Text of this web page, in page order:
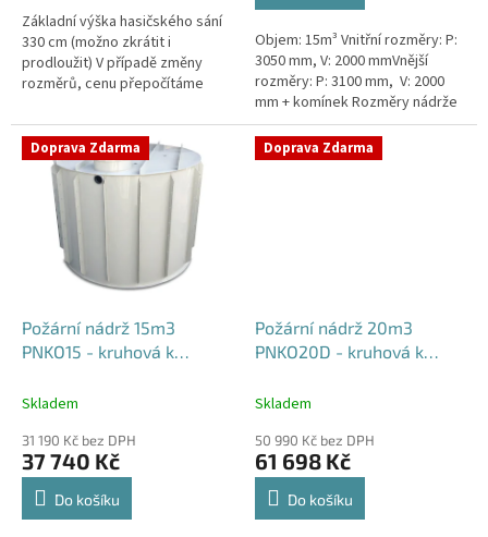
hvězdiček.
Základní výška hasičského sání
330 cm (možno zkrátit i
prodloužit) V případě změny
rozměrů, cenu přepočítáme
Objem: 15m³ Vnitřní rozměry: P:
3050 mm, V: 2000 mmVnější
rozměry: P: 3100 mm, V: 2000
mm + komínek Rozměry nádrže
možno jakkoliv upravit -
vyrobíme nádrž na míru!Nádrž...
Doprava Zdarma
Požární nádrž 15m3
PNKO15 - kruhová k
Skladem
31 190 Kč bez DPH
37 740 Kč
Do košíku
Doprava Zdarma
Požární nádrž 20m3
PNKO20D - kruhová k
Skladem
50 990 Kč bez DPH
61 698 Kč
Do košíku